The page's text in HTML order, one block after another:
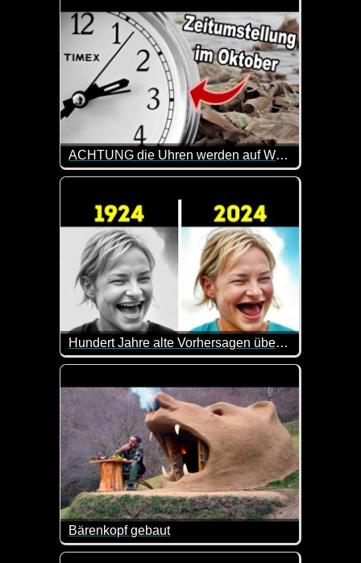
ACHTUNG die Uhren werden auf Winterzeit 2024 umgestellt!
Zeitumstellung auf die Winterzeit 2024. Achtung,
Hundert Jahre alte Vorhersagen über das Jahr 2024
Menschen in der Vergangenheit hatten einige
Bärenkopf gebaut
Sehr faszinierend was dieser Mann hier baut.